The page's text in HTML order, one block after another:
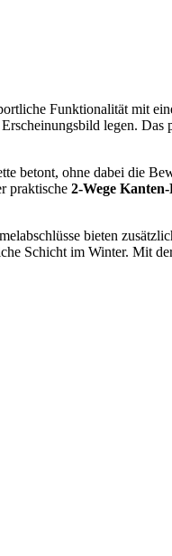
Funktionalität mit
legen.
betont, ohne dabei die
praktische 2-Wege
bieten
Schicht im Winter. Mit